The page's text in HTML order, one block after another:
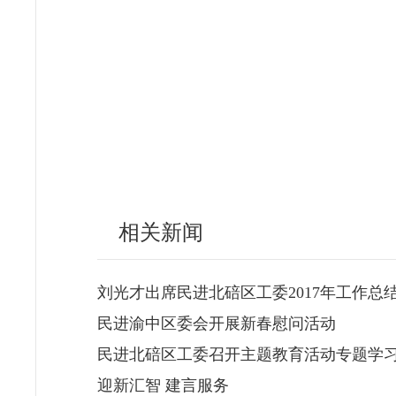
相关新闻
刘光才出席民进北碚区工委2017年工作总
民进渝中区委会开展新春慰问活动
民进北碚区工委召开主题教育活动专题学
迎新汇智 建言服务